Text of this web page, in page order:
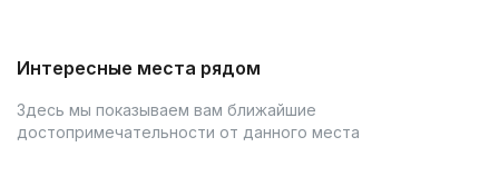
Интересные места рядом
Здесь мы показываем вам ближайшие
достопримечательности от данного места